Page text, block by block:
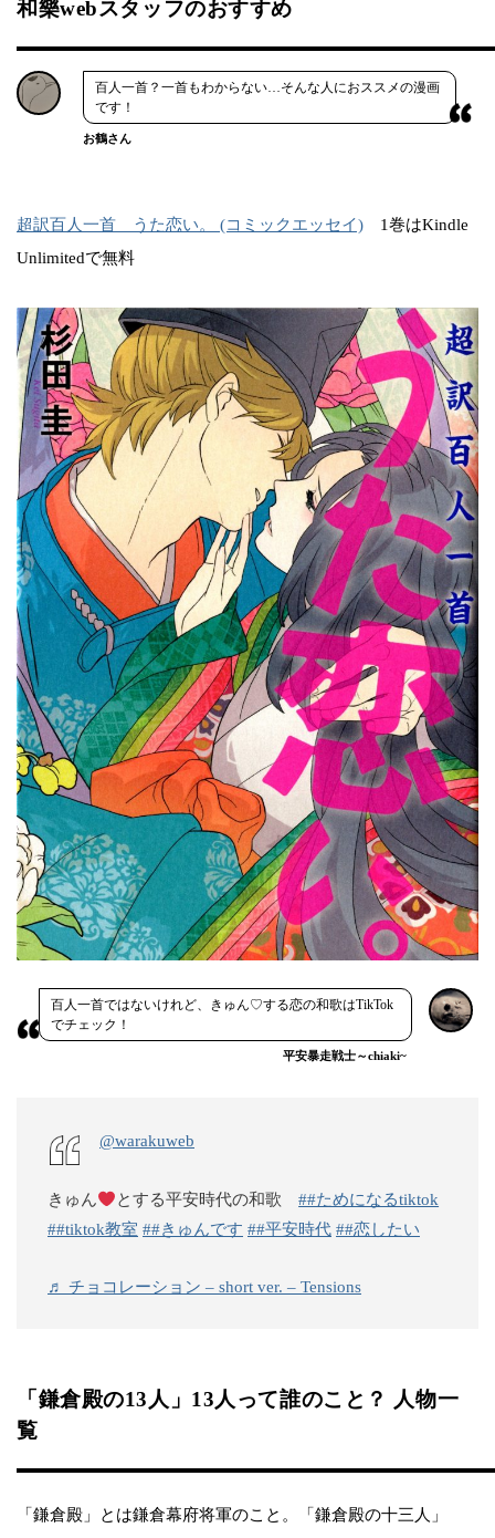
和樂webスタッフのおすすめ
百人一首？一首もわからない…そんな人におススメの漫画
です！
お鶴さん
超訳百人一首 うた恋い。 (コミックエッセイ) 1巻はKindle
Unlimitedで無料
百人一首ではないけれど、きゅん♡する恋の和歌はTikTok
でチェック！
平安暴走戦士～chiaki~
@warakuweb
きゅん とする平安時代の和歌##ためになるtiktok
##tiktok教室 ##きゅんです ##平安時代 ##恋したい
♬ チョコレーション – short ver. – Tensions
「鎌倉殿の13人」13人って誰のこと？ 人物一
覧
「鎌倉殿」とは鎌倉幕府将軍のこと。「鎌倉殿の十三人」